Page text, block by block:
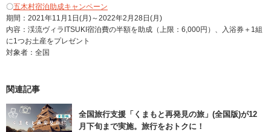
〇五木村宿泊助成キャンペーン
期間：2021年11月1日(月)～2022年2月28日(月)
内容：渓流ヴィラITSUKI宿泊費の半額を助成（上限：6,000円）、入浴券＋1組
に1つお土産をプレゼント
対象者：全国
関連記事
全国旅行支援「くまもと再発見の旅」(全国版)が12
月下旬まで実施。旅行をおトクに！